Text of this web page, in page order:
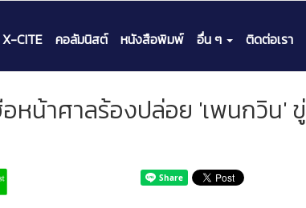
X-CITE คอลัมนิสต์ หนังสือพิมพ์ อื่น ๆ ติดต่อเรา
หน้าศาลร้องปล่อย 'เพนกวิน' ขู่